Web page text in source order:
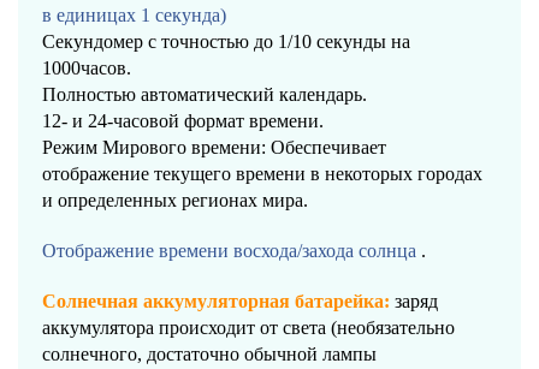
в единицах 1 секунда)
Секундомер с точностью до 1/10 секунды на
1000часов.
Полностью автоматический календарь.
12- и 24-часовой формат времени.
Режим Мирового времени: Обеспечивает
отображение текущего времени в некоторых городах
и определенных регионах мира.
Отображение времени восхода/захода солнца .
Солнечная аккумуляторная батарейка: заряд
аккумулятора происходит от света (необязательно
солнечного, достаточно обычной лампы